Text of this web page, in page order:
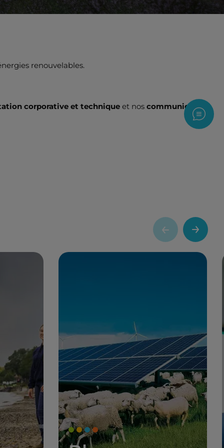
Nous
renouvelables.
corporative et techniqueet nos communiqués